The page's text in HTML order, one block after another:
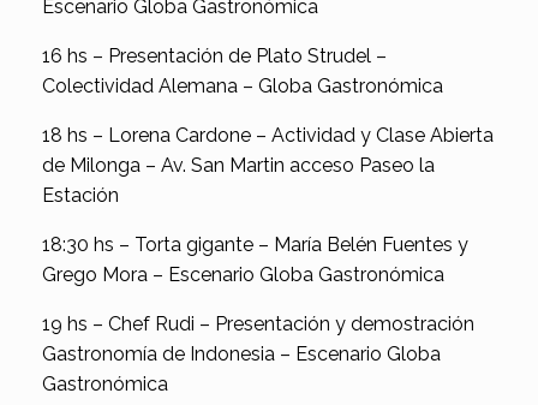
Escenario Globa Gastronómica
16 hs – Presentación de Plato Strudel –
Colectividad Alemana – Globa Gastronómica
18 hs – Lorena Cardone – Actividad y Clase Abierta
de Milonga – Av. San Martin acceso Paseo la
Estación
18:30 hs – Torta gigante – María Belén Fuentes y
Grego Mora – Escenario Globa Gastronómica
19 hs – Chef Rudi – Presentación y demostración
Gastronomía de Indonesia – Escenario Globa
Gastronómica